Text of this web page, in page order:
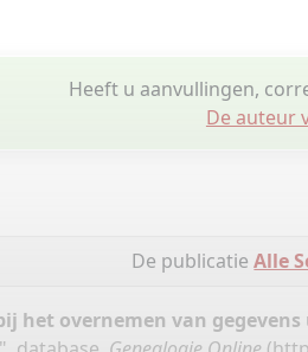
Heeft u aanvullingen,
De auteur
De publicatieAlle
het overnemen van